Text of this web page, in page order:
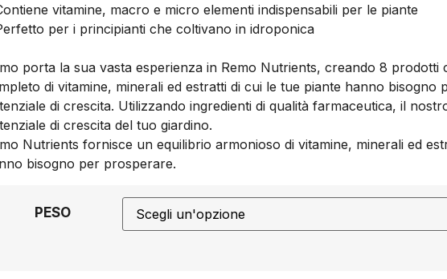
vitamine, macro e micro elementi indispensabili per le piante
per i principianti che coltivano in idroponica
porta la sua vasta esperienza in Remo Nutrients, creando 8 prodotti
di vitamine, minerali ed estratti di cui le tue piante hanno bisogno
di crescita. Utilizzando ingredienti di qualità farmaceutica, il
di crescita del tuo giardino.
Nutrients fornisce un equilibrio armonioso di vitamine, minerali ed
bisogno per prosperare.
PESO